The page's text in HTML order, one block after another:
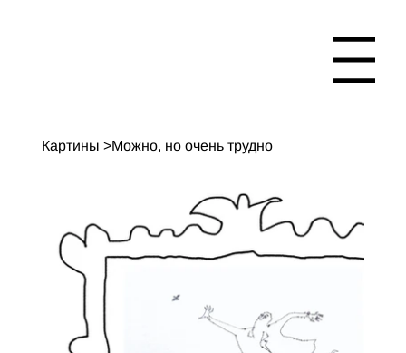
Menu
Картины >Можно, но очень трудно